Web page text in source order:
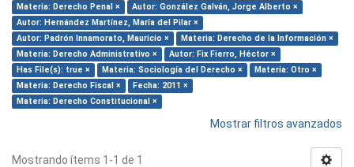
Materia: Derecho Penal ×
Autor: González Galván, Jorge Alberto ×
Autor: Hernández Martínez, María del Pilar ×
Autor: Padrón Innamorato, Mauricio ×
Materia: Derecho de la Información ×
Materia: Derecho Administrativo ×
Autor: Fix Fierro, Héctor ×
Has File(s): true ×
Materia: Sociología del Derecho ×
Materia: Otro ×
Materia: Derecho Fiscal ×
Fecha: 2011 ×
Materia: Derecho Constitucional ×
Mostrar filtros avanzados
Mostrando ítems 1-1 de 1